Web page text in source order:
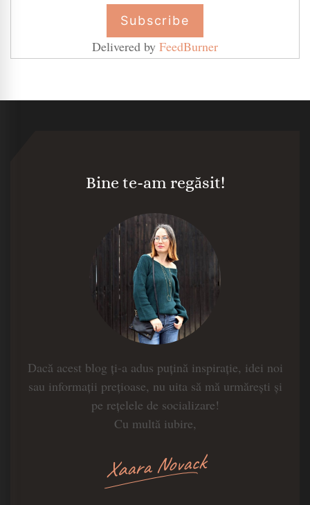
Delivered by FeedBurner
Bine te-am regăsit!
Dacă acest blog ți-a adus puțină inspirație, idei noi
sau informații prețioase, nu uita să mă urmărești și
pe rețelele de socializare!
Cu multă iubire,
Xaara Novack